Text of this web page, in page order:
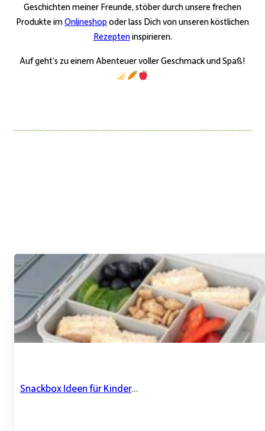
Geschichten meiner Freunde, stöber durch unsere frechen
Produkte imOnlineshop oder lass Dich von unseren köstlichen
Rezepteninspirieren.
Auf geht’s zu einem Abenteuer voller Geschmack und Spaß!
Snackbox Ideen für Kinder...